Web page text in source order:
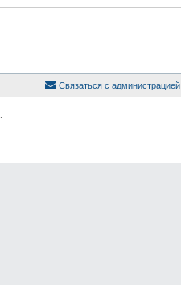
Связаться с администрацией